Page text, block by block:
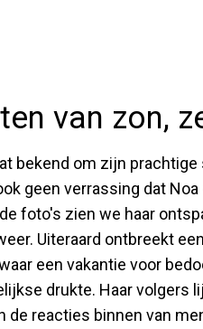
van zon,
bekend om zijn
geen verrassing dat
foto's zien we haar
Uiteraard ontbreekt
een vakantie voor
drukte. Haar volgers
de reacties binnen van